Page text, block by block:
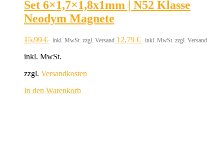
Set 6×1,7×1,8x1mm | N52 Klasse
Neodym Magnete
15,99€ inkl. MwSt. zzgl. Versand 12,79 € inkl. MwSt. zzgl. Versand
inkl. MwSt.
zzgl. Versandkosten
In den Warenkorb